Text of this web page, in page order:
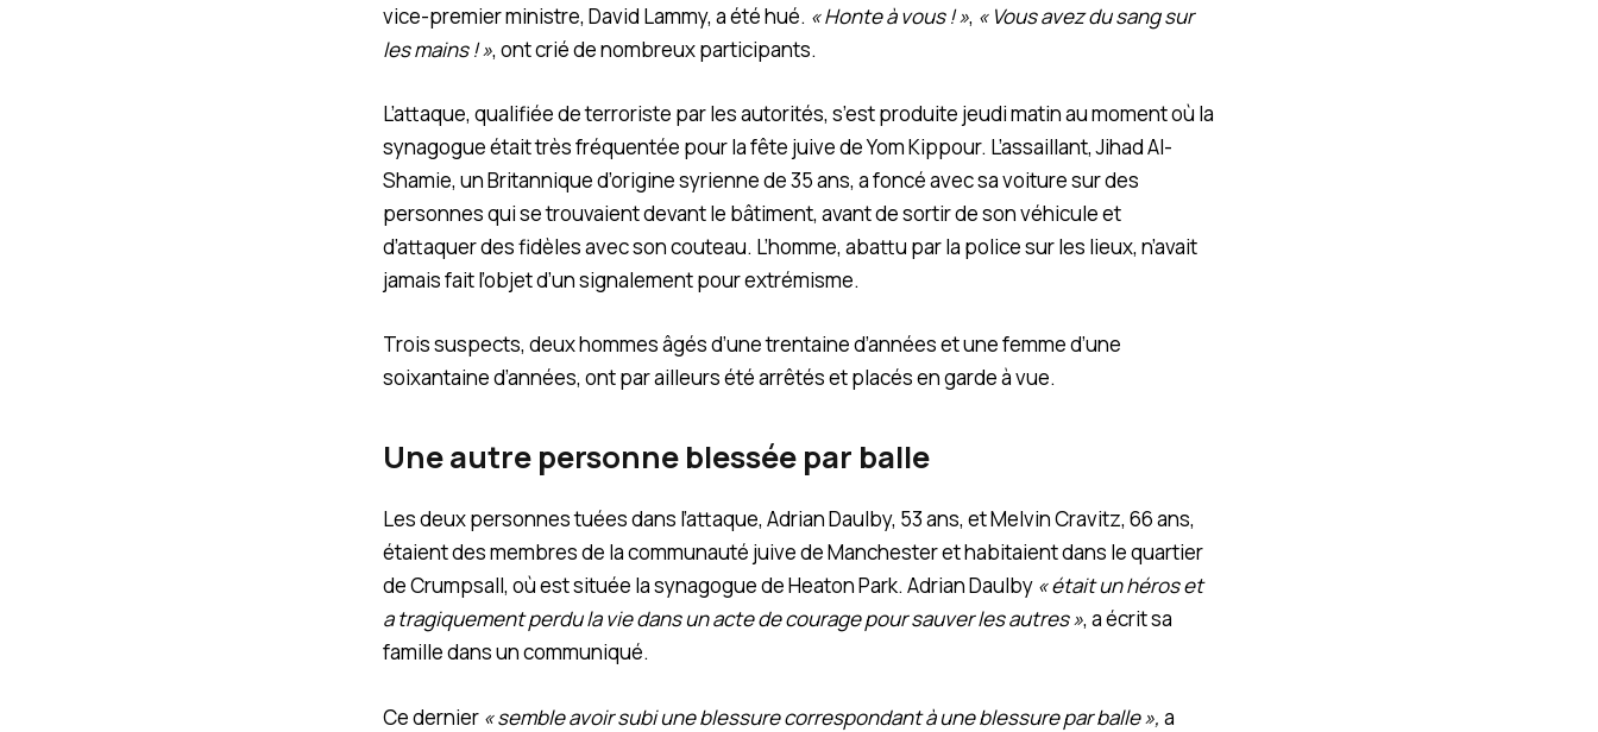
vice-premier ministre, David Lammy, a été hué. « Honte à vous ! », « Vous avez du sang sur
les mains ! », ont crié de nombreux participants.
L’attaque, qualifiée de terroriste par les autorités, s’est produite jeudi matin au moment où la
synagogue était très fréquentée pour la fête juive de Yom Kippour. L’assaillant, Jihad Al-
Shamie, un Britannique d’origine syrienne de 35 ans, a foncé avec sa voiture sur des
personnes qui se trouvaient devant le bâtiment, avant de sortir de son véhicule et
d’attaquer des fidèles avec son couteau. L’homme, abattu par la police sur les lieux, n’avait
jamais fait l’objet d’un signalement pour extrémisme.
Trois suspects, deux hommes âgés d’une trentaine d’années et une femme d’une
soixantaine d’années, ont par ailleurs été arrêtés et placés en garde à vue.
Une autre personne blessée par balle
Les deux personnes tuées dans l’attaque, Adrian Daulby, 53 ans, et Melvin Cravitz, 66 ans,
étaient des membres de la communauté juive de Manchester et habitaient dans le quartier
de Crumpsall, où est située la synagogue de Heaton Park. Adrian Daulby « était un héros et
a tragiquement perdu la vie dans un acte de courage pour sauver les autres », a écrit sa
famille dans un communiqué.
Ce dernier « semble avoir subi une blessure correspondant à une blessure par balle », a